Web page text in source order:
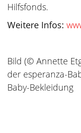
Hilfsfonds.
Weitere Infos:
Bild (© Annette
der esperanza-
Baby-Bekleidung